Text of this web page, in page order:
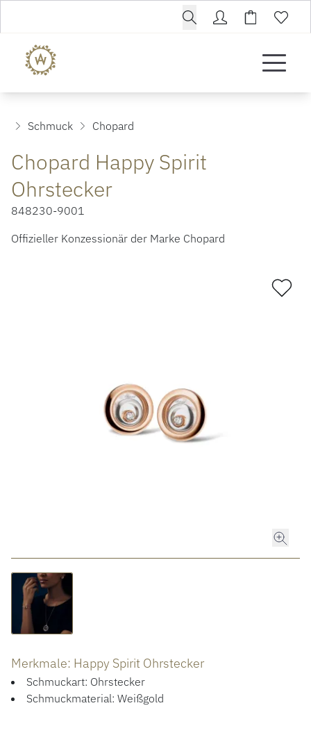
ROLEX CERTIFIED PRE-OWNED
HOCHZEIT
ACCESSOIRES
ÜBER UNS
Schmuck Chopard
Chopard Happy Spirit
Ohrstecker
848230-9001
Offizieller Konzessionär der Marke Chopard
Merkmale: Happy Spirit Ohrstecker
Schmuckart: Ohrstecker
Schmuckmaterial: Weißgold